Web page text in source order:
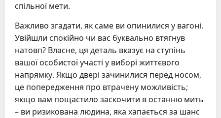
спільної мети.
Важливо згадати, як саме ви опинилися у вагоні.
Увійшли спокійно чи вас буквально втягнув
натовп? Власне, ця деталь вказує на ступінь
вашої особистої участі у виборі життєвого
напрямку. Якщо двері зачинилися перед носом,
це попередження про втрачену можливість;
якщо вам пощастило заскочити в останню мить
– ви ризикована людина, яка хапається за шанс